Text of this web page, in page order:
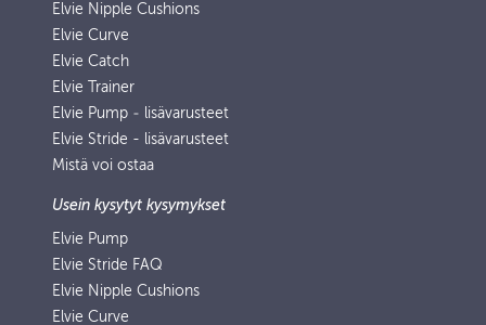
Elvie Nipple Cushions
Elvie Curve
Elvie Catch
Elvie Trainer
Elvie Pump ‑ lisävarusteet
Elvie Stride - lisävarusteet
Mistä voi ostaa
Usein kysytyt kysymykset
Elvie Pump
Elvie Stride FAQ
Elvie Nipple Cushions
Elvie Curve